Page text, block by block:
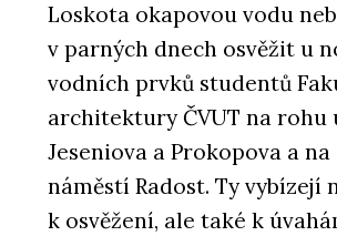
Loskota okapovou vodu
v parných dnech osvěžit u
vodních prvků studentů
architektury ČVUT na rohu
Jeseniova a Prokopova a na
náměstí Radost. Ty vybízejí
k osvěžení, ale také k